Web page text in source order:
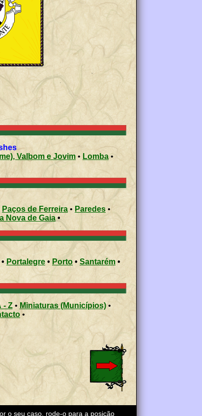
Cosme), Valbom e Jovim • Lomba•
Paços de Ferreira • Paredes •
Nova de Gaia•
• Portalegre • Porto • Santarém •
- Z• Miniaturas (Municípios)•
•
o seu caso, rode-o para a posição